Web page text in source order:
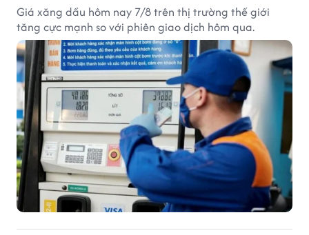
Giá xăng dầu hôm nay 7/8 trên thị trường thế giới
tăng cực mạnh so với phiên giao dịch hôm qua.